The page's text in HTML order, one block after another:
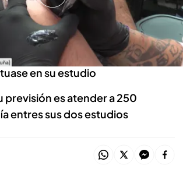
hecho unas 10.000 vieiras en
y tamaños en dos años
después de que una influencer
en su estudio
previsión es atender a 250
entres sus dos estudios